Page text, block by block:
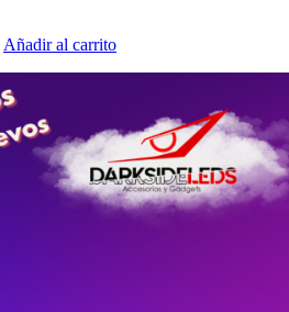
Añadir al carrito